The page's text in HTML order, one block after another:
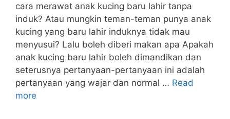
cara merawat anak kucing baru lahir tanpa
induk? Atau mungkin teman-teman punya anak
kucing yang baru lahir induknya tidak mau
menyusui? Lalu boleh diberi makan apa Apakah
anak kucing baru lahir boleh dimandikan dan
seterusnya pertanyaan-pertanyaan ini adalah
pertanyaan yang wajar dan normal … Read
more